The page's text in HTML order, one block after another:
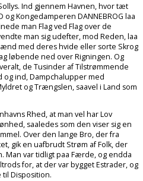
Ind gjennem Havnen, hvor tæt
og Kongedamperen DANNEBROG laa
man Flag ved Flag over de
man sig udefter, mod Reden, laa
med deres hvide eller sorte Skrog
løbende ned over Rigningen. Og
de Tusinder af Tilstrømmende
og ind, Dampchalupper med
og Trængslen, saavel i Land som
Rhed, at man vel har Lov
saaledes som den viser sig en
Over den lange Bro, der fra
gik en uafbrudt Strøm af Folk, der
var tidligt paa Færde, og endda
for, at der var bygget Estrader, og
Disposition.